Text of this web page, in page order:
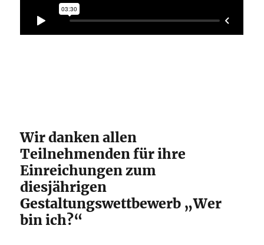
Wir danken allen
Teilnehmenden für ihre
Einreichungen zum
diesjährigen
Gestaltungswettbewerb „Wer
bin ich?“